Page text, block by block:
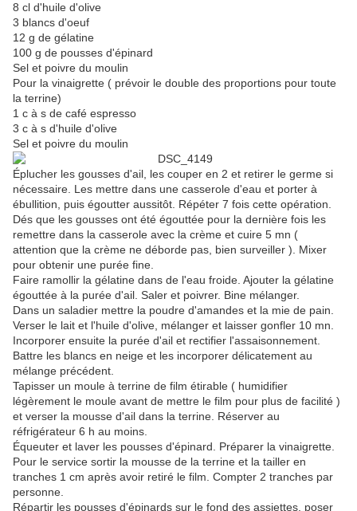
8 cl d'huile d'olive
3 blancs d'oeuf
12 g de gélatine
100 g de pousses d'épinard
Sel et poivre du moulin
Pour la vinaigrette ( prévoir le double des proportions pour toute
la terrine)
1 c à s de café espresso
3 c à s d'huile d'olive
Sel et poivre du moulin
Éplucher les gousses d'ail, les couper en 2 et retirer le germe si
nécessaire. Les mettre dans une casserole d'eau et porter à
ébullition, puis égoutter aussitôt. Répéter 7 fois cette opération.
Dés que les gousses ont été égouttée pour la dernière fois les
remettre dans la casserole avec la crème et cuire 5 mn (
attention que la crème ne déborde pas, bien surveiller ). Mixer
pour obtenir une purée fine.
Faire ramollir la gélatine dans de l'eau froide. Ajouter la gélatine
égouttée à la purée d'ail. Saler et poivrer. Bine mélanger.
Dans un saladier mettre la poudre d'amandes et la mie de pain.
Verser le lait et l'huile d'olive, mélanger et laisser gonfler 10 mn.
Incorporer ensuite la purée d'ail et rectifier l'assaisonnement.
Battre les blancs en neige et les incorporer délicatement au
mélange précédent.
Tapisser un moule à terrine de film étirable ( humidifier
légèrement le moule avant de mettre le film pour plus de facilité )
et verser la mousse d'ail dans la terrine. Réserver au
réfrigérateur 6 h au moins.
Équeuter et laver les pousses d'épinard. Préparer la vinaigrette.
Pour le service sortir la mousse de la terrine et la tailler en
tranches 1 cm après avoir retiré le film. Compter 2 tranches par
personne.
Répartir les pousses d'épinards sur le fond des assiettes, poser